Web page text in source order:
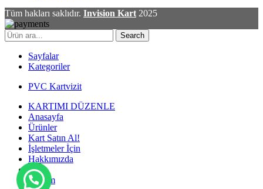
Tüm hakları saklıdır. Invision Kart 2025
Search
Sayfalar
Kategoriler
PVC Kartvizit
KARTIMI DÜZENLE
Anasayfa
Ürünler
Kart Satın Al!
İşletmeler İçin
Hakkımızda
Blog
İletişim